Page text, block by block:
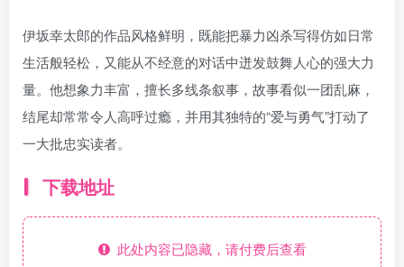
伊坂幸太郎的作品风格鲜明，既能把暴力凶杀写得仿如日常
生活般轻松，又能从不经意的对话中迸发鼓舞人心的强大力
量。他想象力丰富，擅长多线条叙事，故事看似一团乱麻，
结尾却常常令人高呼过瘾，并用其独特的“爱与勇气”打动了
一大批忠实读者。
下载地址
此处内容已隐藏，请付费后查看